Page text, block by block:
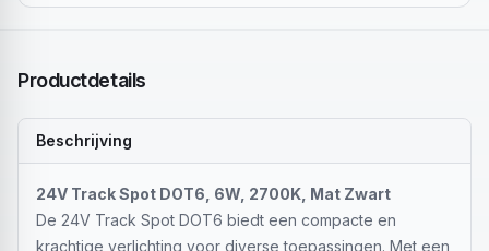
Productdetails
Beschrijving
24V Track Spot DOT6, 6W, 2700K, Mat Zwart
De 24V Track Spot DOT6 biedt een compacte en
krachtige verlichting voor diverse toepassingen. Met een